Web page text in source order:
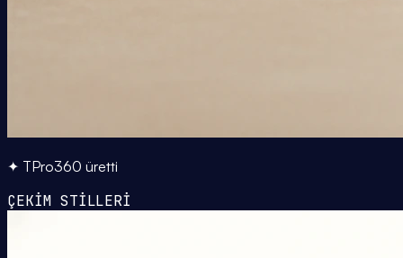
✦ TPro360 üretti
ÇEKİM STİLLERİ